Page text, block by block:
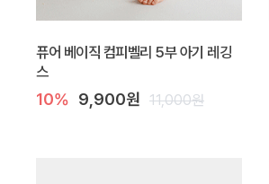
퓨어 베이직 컴피벨리 5부 아기 레깅
스
10% 9,900원 11,000원